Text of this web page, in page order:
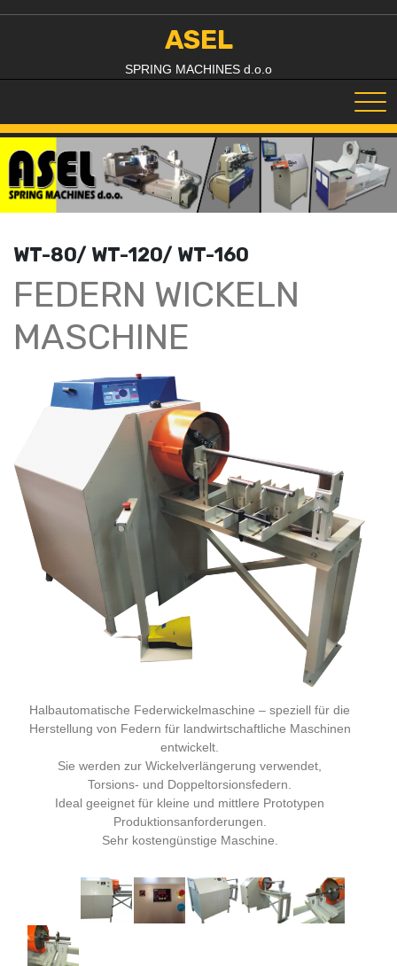
ASEL
SPRING MACHINES d.o.o
WT-80/ WT-120/ WT-160
FEDERN WICKELN
MASCHINE
Halbautomatische Federwickelmaschine – speziell für die
Herstellung von Federn für landwirtschaftliche Maschinen
entwickelt.
Sie werden zur Wickelverlängerung verwendet,
Torsions- und Doppeltorsionsfedern.
Ideal geeignet für kleine und mittlere Prototypen
Produktionsanforderungen.
Sehr kostengünstige Maschine.